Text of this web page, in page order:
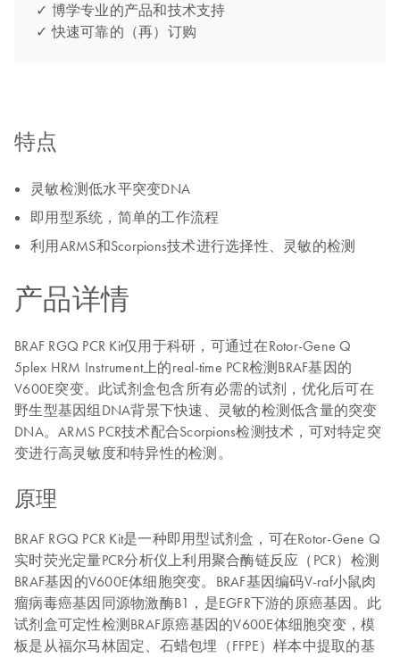
✓ 博学专业的产品和技术支持
✓ 快速可靠的（再）订购
特点
灵敏检测低水平突变DNA
即用型系统，简单的工作流程
利用ARMS和Scorpions技术进行选择性、灵敏的检测
产品详情
BRAF RGQ PCR Kit仅用于科研，可通过在Rotor-Gene Q
5plex HRM Instrument上的real-time PCR检测BRAF基因的
V600E突变。此试剂盒包含所有必需的试剂，优化后可在
野生型基因组DNA背景下快速、灵敏的检测低含量的突变
DNA。ARMS PCR技术配合Scorpions检测技术，可对特定突
变进行高灵敏度和特异性的检测。
原理
BRAF RGQ PCR Kit是一种即用型试剂盒，可在Rotor-Gene Q
实时荧光定量PCR分析仪上利用聚合酶链反应（PCR）检测
BRAF基因的V600E体细胞突变。BRAF基因编码V-raf小鼠肉
瘤病毒癌基因同源物激酶B1，是EGFR下游的原癌基因。此
试剂盒可定性检测BRAF原癌基因的V600E体细胞突变，模
板是从福尔马林固定、石蜡包埋（FFPE）样本中提取的基